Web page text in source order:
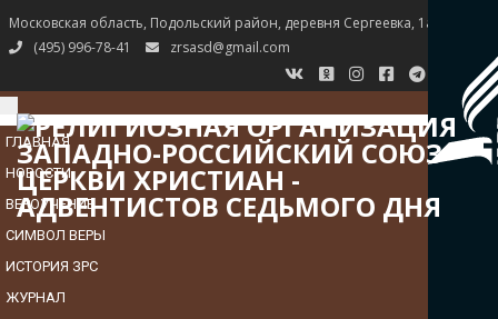
Московская область, Подольский район, деревня Сергеевка, 1а
(495) 996-78-41
zrsasd@gmail.com
TOGGLE
NAVIGATION
ГЛАВНАЯ
НОВОСТИ
ВЕРОУЧЕНИЕ
СИМВОЛ ВЕРЫ
ИСТОРИЯ ЗРС
ЖУРНАЛ